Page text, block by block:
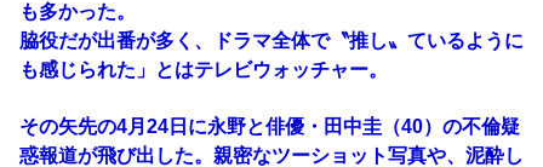
も多かった。
脇役だが出番が多く、ドラマ全体で〝推し〟ているように
も感じられた」とはテレビウォッチャー。
その矢先の4月24日に永野と俳優・田中圭（40）の不倫疑
惑報道が飛び出した。親密なツーショット写真や、泥酔し